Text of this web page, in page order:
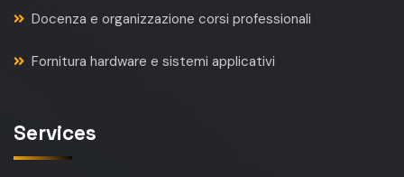
Docenza e organizzazione corsi professionali
Fornitura hardware e sistemi applicativi
Services